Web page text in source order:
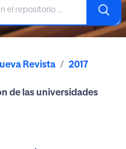
Revista
2017
de las universidades